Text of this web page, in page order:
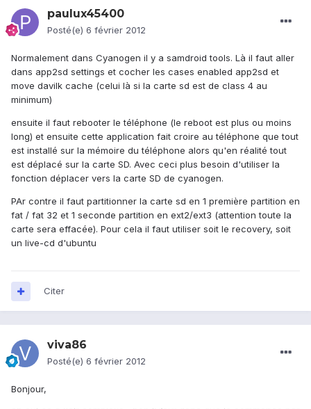
paulux45400
Posté(e) 6 février 2012
Normalement dans Cyanogen il y a samdroid tools. Là il faut aller
dans app2sd settings et cocher les cases enabled app2sd et
move davilk cache (celui là si la carte sd est de class 4 au
minimum)
ensuite il faut rebooter le téléphone (le reboot est plus ou moins
long) et ensuite cette application fait croire au téléphone que tout
est installé sur la mémoire du téléphone alors qu'en réalité tout
est déplacé sur la carte SD. Avec ceci plus besoin d'utiliser la
fonction déplacer vers la carte SD de cyanogen.
PAr contre il faut partitionner la carte sd en 1 première partition en
fat / fat 32 et 1 seconde partition en ext2/ext3 (attention toute la
carte sera effacée). Pour cela il faut utiliser soit le recovery, soit
un live-cd d'ubuntu
Citer
viva86
Posté(e) 6 février 2012
Bonjour,